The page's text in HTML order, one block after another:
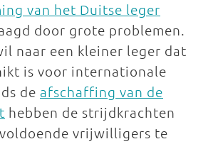
van het Duitse leger
door grote problemen.
naar een kleiner leger dat
is voor internationale
de afschaffing van de
hebben de strijdkrachten
vrijwilligers te